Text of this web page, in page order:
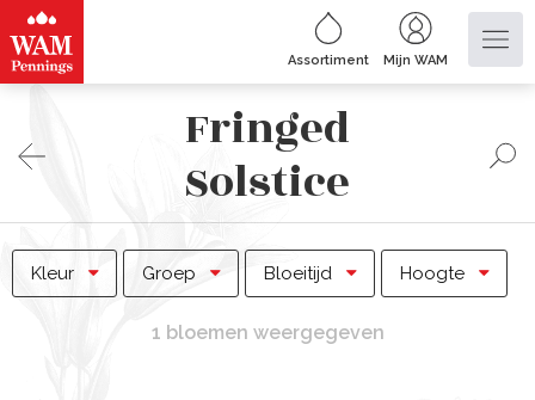
Assortiment Mijn WAM
Fringed
Solstice
Kleur Groep Bloeitijd Hoogte
1 bloemen weergegeven